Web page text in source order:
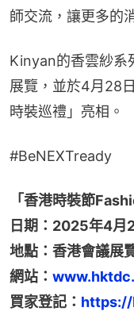
師交流，讓更多的
Kinyan的香雲紗系
展覽，並於4月28
時裝巡禮」亮相。
#BeNEXTready
「香港時裝節
日期：2025年4月
地點：香港會議展
網站：
買家登記：